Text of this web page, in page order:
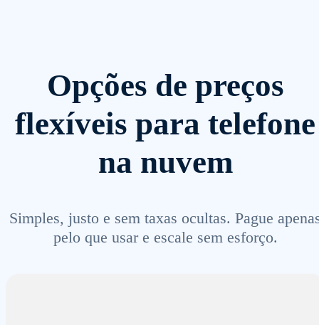
Opções de preços
flexíveis para telefone
na nuvem
Simples, justo e sem taxas ocultas. Pague
pelo que usar e escale sem esforço.